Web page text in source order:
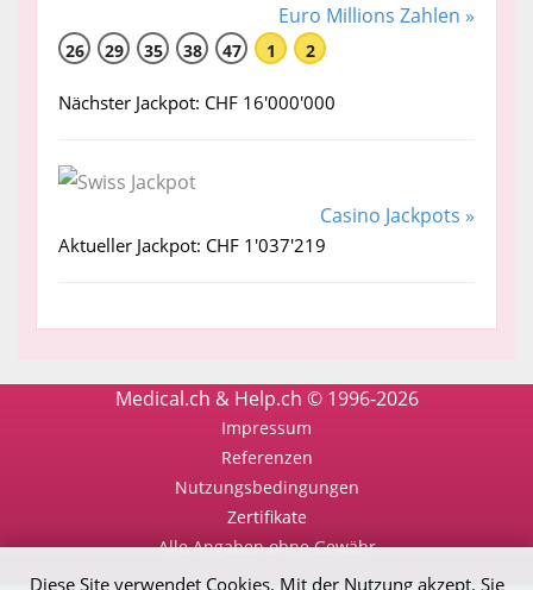
Euro Millions Zahlen »
26 29 35 38 47 1 2
Nächster Jackpot: CHF 16'000'000
Casino Jackpots »
Aktueller Jackpot: CHF 1'037'219
Medical.ch & Help.ch © 1996-2026
Impressum
Referenzen
Nutzungsbedingungen
Zertifikate
Alle Angaben ohne Gewähr
Diese Site verwendet Cookies. Mit der Nutzung akzept. Sie